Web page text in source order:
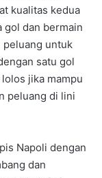
kualitas kedua
gol dan bermain
peluang untuk
satu gol
jika mampu
peluang di lini
Napoli dengan
dan